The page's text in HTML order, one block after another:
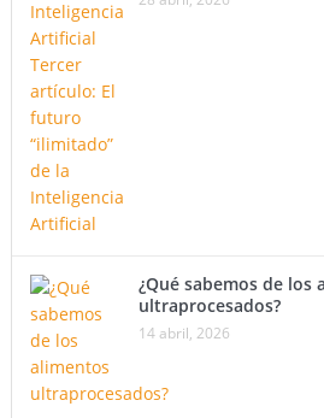
¿Qué sabemos de los
ultraprocesados?
14 abril, 2026